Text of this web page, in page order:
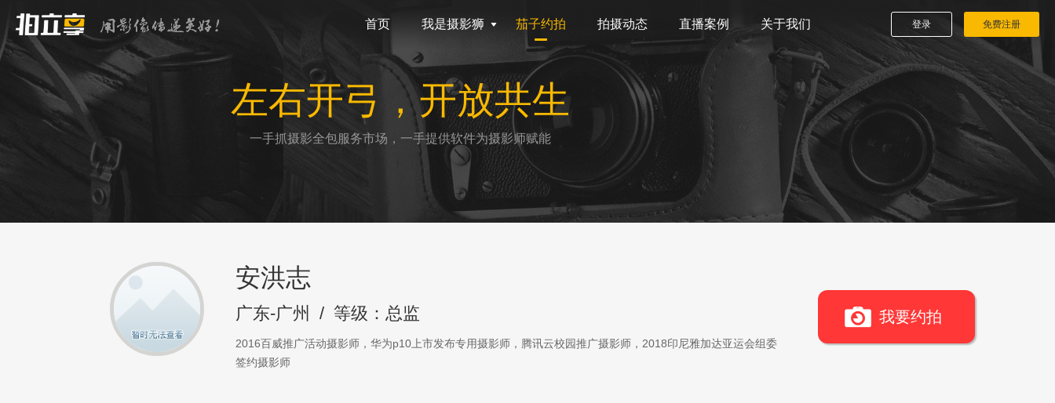
首页 我是摄影狮 茄子约拍 拍摄动态 直播案例 关于我们 登录 免费注册
左右开弓，开放共生
一手抓摄影全包服务市场，一手提供软件为摄影师赋能
安洪志
广东-广州 / 等级：总监
2016百威推广活动摄影师，华为p10上市发布专用摄影师，腾讯云校园推广摄影师，2018印尼雅加达亚运会组委
签约摄影师
我要约拍